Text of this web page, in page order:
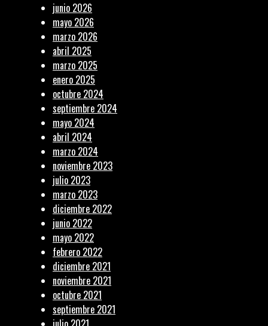
junio 2026
mayo 2026
marzo 2026
abril 2025
marzo 2025
enero 2025
octubre 2024
septiembre 2024
mayo 2024
abril 2024
marzo 2024
noviembre 2023
julio 2023
marzo 2023
diciembre 2022
junio 2022
mayo 2022
febrero 2022
diciembre 2021
noviembre 2021
octubre 2021
septiembre 2021